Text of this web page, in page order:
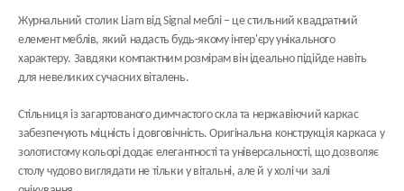
Журнальний столик Liam від Signal меблі – це стильний квадратний
елемент меблів, який надасть будь-якому інтер'єру унікального
характеру. Завдяки компактним розмірам він ідеально підійде навіть
для невеликих сучасних віталень.
Стільниця із загартованого димчастого скла та нержавіючий каркас
забезпечують міцність і довговічність. Оригінальна конструкція каркаса у
золотистому кольорі додає елегантності та універсальності, що дозволяє
столу чудово виглядати не тільки у вітальні, але й у холі чи залі